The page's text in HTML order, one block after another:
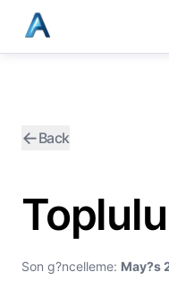
←Back
Son g?ncelleme: May?s